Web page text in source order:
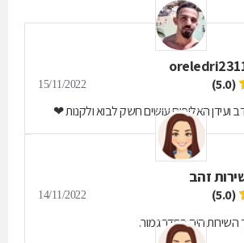
(5.0)
15/11/2022
ועידן האלופים עושים חשק לבוא ולקנות ❤
זהב
(5.0)
14/11/2022
היה בסדר גמור.